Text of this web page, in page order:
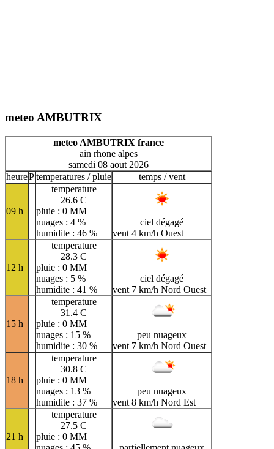
meteo AMBUTRIX
meteo AMBUTRIX france
ain rhone alpes
samedi 08 aout 2026
heurePtemperatures / pluie temps / vent
09 h
temperature
26.6 C
pluie : 0 MM
nuages : 4 %
humidite : 46 %
ciel dégagé
vent 4 km/h Ouest
12 h
temperature
28.3 C
pluie : 0 MM
nuages : 5 %
humidite : 41 %
ciel dégagé
vent 7 km/h Nord Ouest
15 h
temperature
31.4 C
pluie : 0 MM
nuages : 15 %
humidite : 30 %
peu nuageux
vent 7 km/h Nord Ouest
18 h
temperature
30.8 C
pluie : 0 MM
nuages : 13 %
humidite : 37 %
peu nuageux
vent 8 km/h Nord Est
21 h
temperature
27.5 C
pluie : 0 MM